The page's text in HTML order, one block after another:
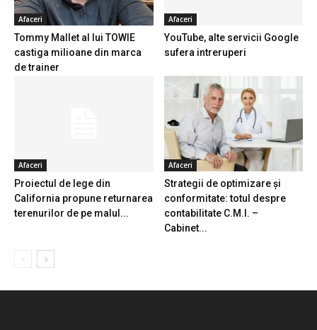
Afaceri
Tommy Mallet al lui TOWIE
castiga milioane din marca
de trainer
Afaceri
YouTube, alte servicii Google
sufera intreruperi
Afaceri
Proiectul de lege din
California propune returnarea
terenurilor de pe malul...
Afaceri
Strategii de optimizare și
conformitate: totul despre
contabilitate C.M.I. –
Cabinet...